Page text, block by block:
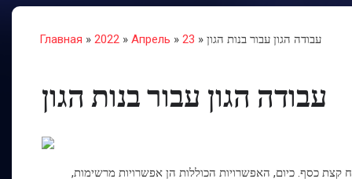
Главная » 2022 » Апрель » 23 » עבודה הגון עבור בנות הגון
עבודה הגון עבור בנות הגון
כסף. כיום, האפשרויות הכוללות הן אפשרויות מרשימות,